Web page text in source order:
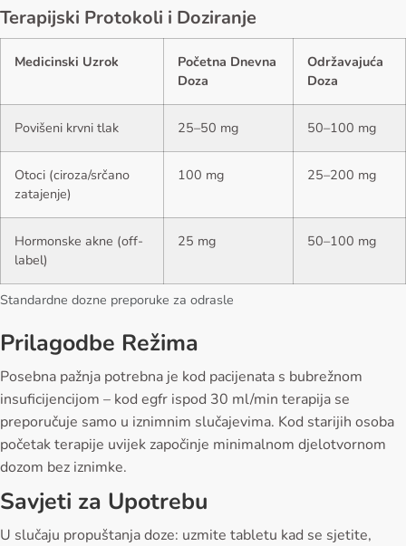
Terapijski Protokoli i Doziranje
Standardne dozne preporuke za odrasle
Medicinski Uzrok
Početna Dnevna
Doza
Održavajuća
Doza
Povišeni krvni tlak 25–50 mg 50–100 mg
Otoci (ciroza/srčano
zatajenje)
100 mg 25–200 mg
Hormonske akne (off-
label)
25 mg 50–100 mg
Prilagodbe Režima
Posebna pažnja potrebna je kod pacijenata s bubrežnom
insuficijencijom – kod egfr ispod 30 ml/min terapija se
preporučuje samo u iznimnim slučajevima. Kod starijih osoba
početak terapije uvijek započinje minimalnom djelotvornom
dozom bez iznimke.
Savjeti za Upotrebu
U slučaju propuštanja doze: uzmite tabletu kad se sjetite,